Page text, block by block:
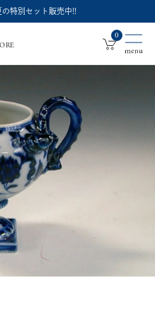
特別セット販売中!!
0